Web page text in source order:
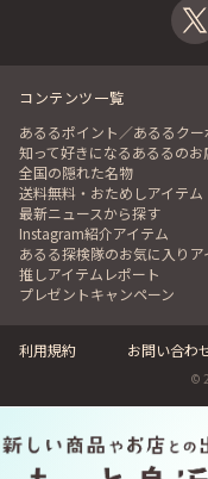
コンテンツ一覧
あるるポイント／あるるクー
知って好きになるあるるのお
全国の隠れた名物
送料無料・おためしアイテム
最新ニュースから探す
Instagram紹介アイテム
あるる探検隊のお気に入りア
推しアイテムレポート
プレゼントキャンペーン
利用規約 お問い合わ
©